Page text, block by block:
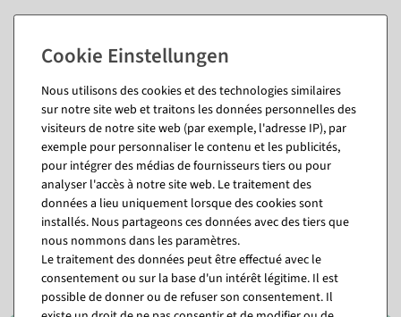
Vous pourriez aussi aimer (8)
%
Nous utilisons des cookies et des technologies similaires
sur notre site web et traitons les données personnelles des
visiteurs de notre site web (par exemple, l'adresse IP), par
exemple pour personnaliser le contenu et les publicités,
pour intégrer des médias de fournisseurs tiers ou pour
analyser l'accès à notre site web. Le traitement des
données a lieu uniquement lorsque des cookies sont
installés. Nous partageons ces données avec des tiers que
nous nommons dans les paramètres.
Le traitement des données peut être effectué avec le
consentement ou sur la base d'un intérêt légitime. Il est
possible de donner ou de refuser son consentement. Il